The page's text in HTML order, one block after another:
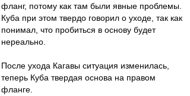
фланг, потому как там были явные проблемы.
Куба при этом твердо говорил о уходе, так как
понимал, что пробиться в основу будет
нереально.
После ухода Кагавы ситуация изменилась,
теперь Куба твердая основа на правом
фланге.